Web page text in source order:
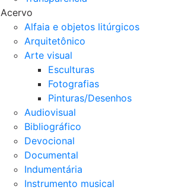
Acervo
Alfaia e objetos litúrgicos
Arquitetônico
Arte visual
Esculturas
Fotografias
Pinturas/Desenhos
Audiovisual
Bibliográfico
Devocional
Documental
Indumentária
Instrumento musical